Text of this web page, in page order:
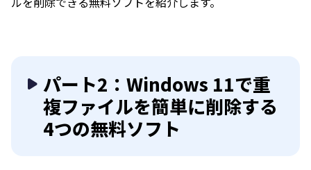
パート2：Windows 11で重
複ファイルを簡単に削除する
4つの無料ソフト